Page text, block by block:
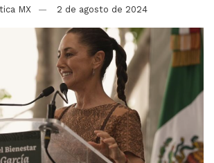
MX 2 de agosto de 2024